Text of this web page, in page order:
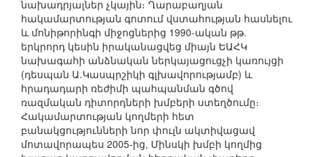
նախադրյալներ չկային։ Ղարաբաղյան
հակամարտության գոտում վստահության հասնելու
և մոնիթորինգի միջոցներից 1990-ական թթ.
երկրորդ կեսին իրականացվեց միայն ԵԱՀԿ
նախագահի անձնական ներկայացուցչի կառույցի
(դեսպան Ա.Կասպրշիկի գլխավորությամբ) և
հրադադարի ռեժիմի պահպանման գծով
ռազմական դիտորդների խմբերի ստեղծումը։
Հակամարտության կողմերի հետ
բանակցությունների նոր փուլն ակտիվացավ
մոտավորապես 2005-ից, Մինսկի խմբի կողմից